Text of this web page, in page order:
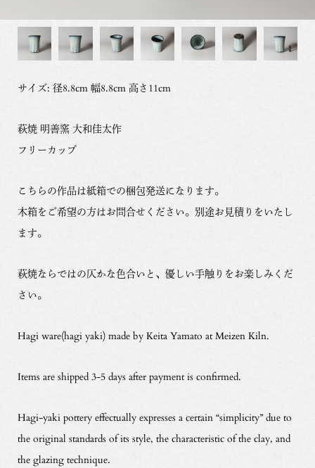
サイズ: 径8.8cm 幅8.8cm 高さ11cm
萩焼 明善窯 大和佳太作
フリーカップ
こちらの作品は紙箱での梱包発送になります。
木箱をご希望の方はお問合せください。別途お見積りをいたし
ます。
萩焼ならではの仄かな色合いと、優しい手触りをお楽しみくだ
さい。
Hagi ware(hagi yaki) made by Keita Yamato at Meizen Kiln.
Items are shipped 3-5 days after payment is confirmed.
Hagi-yaki pottery effectually expresses a certain “simplicity” due to
the original standards of its style, the characteristic of the clay, and
the glazing technique.